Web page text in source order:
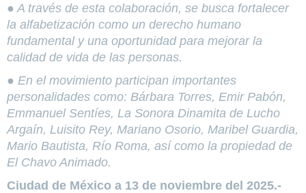
● A través de esta colaboración, se busca fortalecer
la alfabetización como un derecho humano
fundamental y una oportunidad para mejorar la
calidad de vida de las personas.
● En el movimiento participan importantes
personalidades como: Bárbara Torres, Emir Pabón,
Emmanuel Sentíes, La Sonora Dinamita de Lucho
Argaín, Luisito Rey, Mariano Osorio, Maribel Guardia,
Mario Bautista, Río Roma, así como la propiedad de
El Chavo Animado.
Ciudad de México a 13 de noviembre del 2025.-